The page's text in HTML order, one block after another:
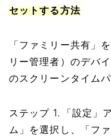
セットする方法
「ファミリー共有」
リー管理者）のデバ
のスクリーンタイム
ステップ 1. 「設定」
ム」を選択し、「フ